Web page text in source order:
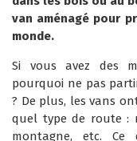
van aménagé pour
monde.
Si vous avez des
pourquoi ne pas
? De plus, les vans
quel type de route :
montagne, etc.